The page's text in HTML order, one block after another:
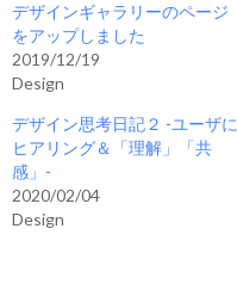
デザインギャラリーのページ
をアップしました
2019/12/19
Design
デザイン思考日記２ -ユーザに
ヒアリング＆「理解」「共
感」-
2020/02/04
Design